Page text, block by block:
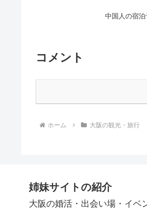
中国人の宿
コメント
ホーム 大阪の観光・旅行
姉妹サイトの紹介
大阪の婚活・出会い場・イベ